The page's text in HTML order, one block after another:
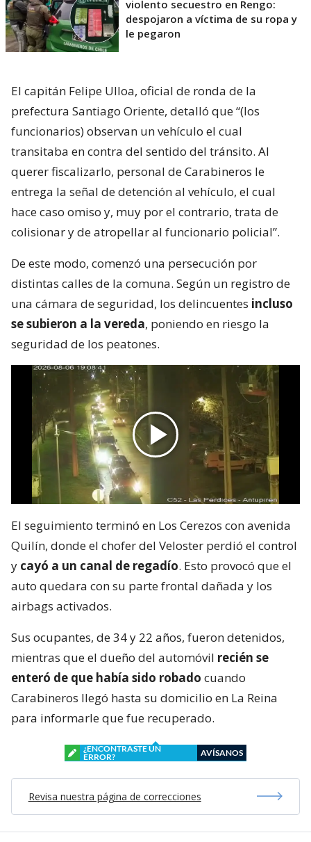
violento secuestro en Rengo:
despojaron a víctima de su ropa y
le pegaron
El capitán Felipe Ulloa, oficial de ronda de la
prefectura Santiago Oriente, detalló que “(los
funcionarios) observan un vehículo el cual
transitaba en contra del sentido del tránsito. Al
querer fiscalizarlo, personal de Carabineros le
entrega la señal de detención al vehículo, el cual
hace caso omiso y, muy por el contrario, trata de
colisionar y de atropellar al funcionario policial”.
De este modo, comenzó una persecución por
distintas calles de la comuna. Según un registro de
una cámara de seguridad, los delincuentes incluso
se subieron a la vereda, poniendo en riesgo la
seguridad de los peatones.
El seguimiento terminó en Los Cerezos con avenida
Quilín, donde el chofer del Veloster perdió el control
y cayó a un canal de regadío. Esto provocó que el
auto quedara con su parte frontal dañada y los
airbags activados.
Sus ocupantes, de 34 y 22 años, fueron detenidos,
mientras que el dueño del automóvil recién se
enteró de que había sido robado cuando
Carabineros llegó hasta su domicilio en La Reina
para informarle que fue recuperado.
¿ENCONTRASTE UN
ERROR?
AVÍSANOS
Revisa nuestra página de correcciones